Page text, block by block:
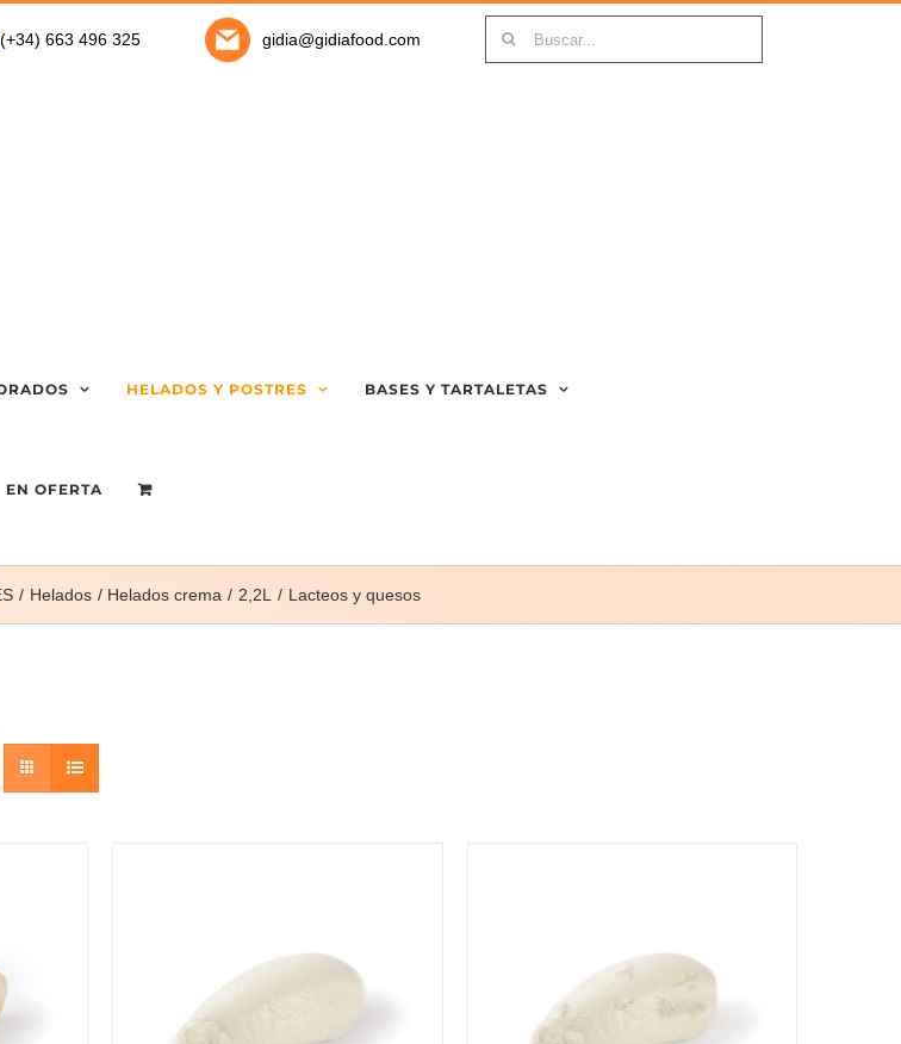
(+34) 663 496 325 gidia@gidiafood.com
HELADOS Y POSTRES BASES Y TARTALETAS
EN OFERTA
Helados Helados crema 2,2L Lacteos y quesos